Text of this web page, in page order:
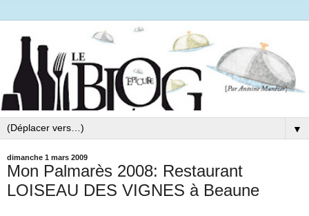
▼
dimanche 1 mars 2009
Mon Palmarès 2008: Restaurant
LOISEAU DES VIGNES à Beaune